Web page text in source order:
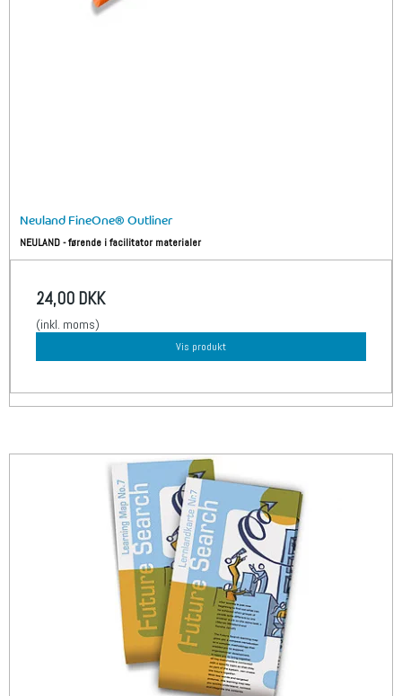
Neuland FineOne® Outliner
NEULAND - førende i facilitator materialer
24,00 DKK
(inkl. moms)
Vis produkt